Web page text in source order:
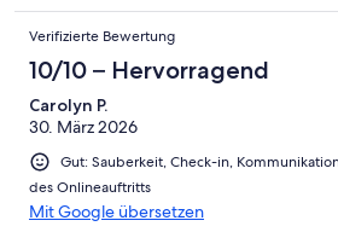
Verifizierte Bewertung
10/10 – Hervorragend
Carolyn P.
30. März 2026
Gut: Sauberkeit, Check-in,
des Onlineauftritts
Mit Google übersetzen